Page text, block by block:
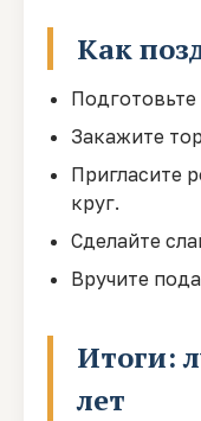
Как
Закажите
Пригласите
круг.
Сделайте
Вручите
Итоги:
лет